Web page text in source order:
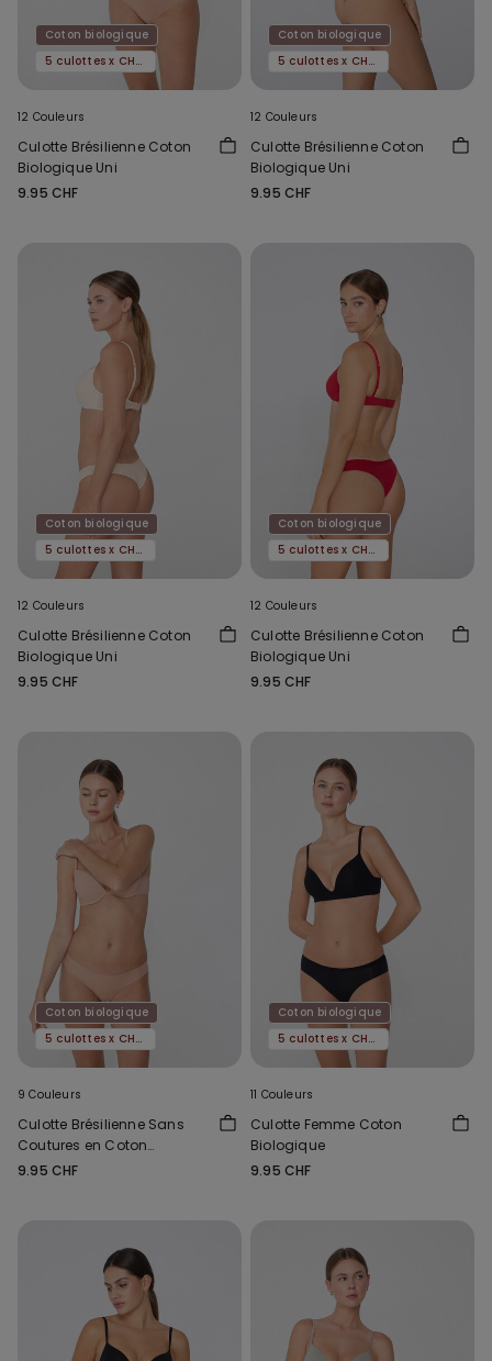
Coton biologique
5 culottes x CHF 29.90
12 Couleurs
Culotte Brésilienne Coton
Biologique Uni
9.95 CHF
Coton biologique
5 culottes x CHF 29.90
12 Couleurs
Culotte Brésilienne Coton
Biologique Uni
9.95 CHF
Coton biologique
5 culottes x CHF 29.90
12 Couleurs
Culotte Brésilienne Coton
Biologique Uni
9.95 CHF
Coton biologique
5 culottes x CHF 29.90
12 Couleurs
Culotte Brésilienne Coton
Biologique Uni
9.95 CHF
Coton biologique
5 culottes x CHF 29.90
9 Couleurs
Culotte Brésilienne Sans
Coutures en Coton
Biologique
9.95 CHF
Coton biologique
5 culottes x CHF 29.90
11 Couleurs
Culotte Femme Coton
Biologique
9.95 CHF